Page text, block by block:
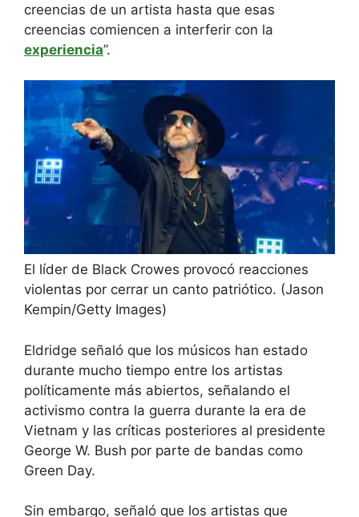
creencias de un artista hasta que esas
creencias comiencen a interferir con la
experiencia”.
El líder de Black Crowes provocó reacciones
violentas por cerrar un canto patriótico. (Jason
Kempin/Getty Images)
Eldridge señaló que los músicos han estado
durante mucho tiempo entre los artistas
políticamente más abiertos, señalando el
activismo contra la guerra durante la era de
Vietnam y las críticas posteriores al presidente
George W. Bush por parte de bandas como
Green Day.
Sin embargo, señaló que los artistas que